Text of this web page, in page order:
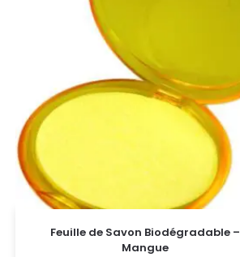
Feuille de Savon Biodégradable –
Mangue